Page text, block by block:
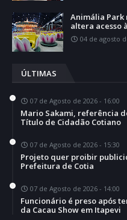
Animália Park
altera acesso
04 de agosto
ÚLTIMAS
07 de Agosto de 2026 - 16:00
Mario Sakami, referência
Título de Cidadão Cotiano
07 de Agosto de 2026 - 15:30
Projeto quer proibir
Prefeitura de Cotia
07 de Agosto de 2026 - 14:00
Funcionário é preso após
da Cacau Show em Itapevi